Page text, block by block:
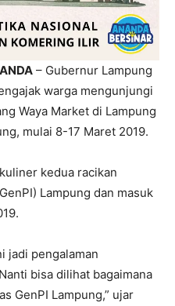
– Gubernur Lampung
warga mengunjungi
Waya Market di Lampung
mulai 8-17 Maret 2019.
kedua racikan
Lampung dan masuk
jadi pengalaman
bisa dilihat bagaimana
GenPI Lampung,” ujar